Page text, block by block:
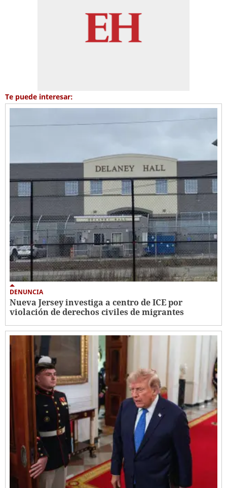
Te puede interesar:
DENUNCIA
Nueva Jersey investiga a centro de ICE por
violación de derechos civiles de migrantes